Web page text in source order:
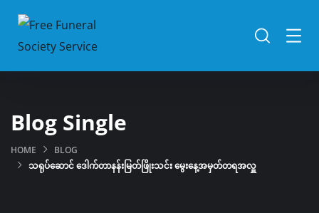
Blog Single
HOME
BLOG
သရုပ်ဆောင် ဒေါက်တာနန်းမြတ်ဖြိုးသင်း မွေးနေ့အမှတ်တရအလှူ